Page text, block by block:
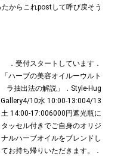
．受付スタートしています．
「ハーブの美容オイルーウルト
ラ抽出法の解説」．Style-Hug
Gallery4/10水 10:00-13:004/13
土 14:00-17:006000円遮光瓶に
タッセル付きでご自身のオリジ
ナルハーブオイルをブレンドし
てお持ち帰りいただきます。．